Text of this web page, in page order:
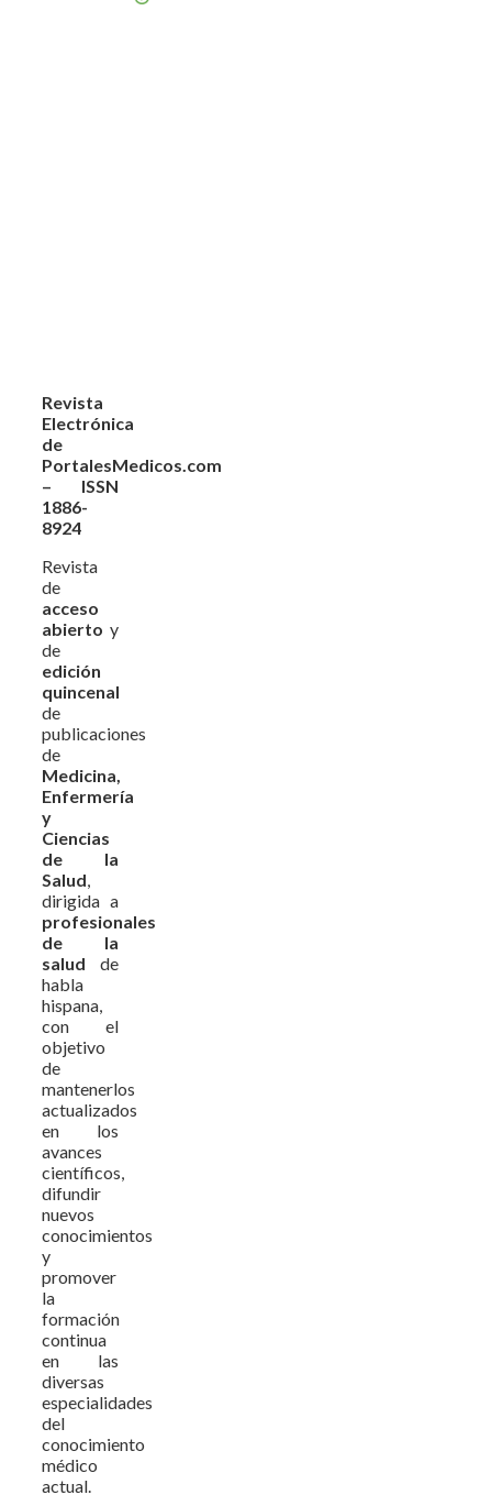
Revista
Electrónica
de
PortalesMedicos.com
– ISSN
1886-
8924
Revista
de
acceso
abierto y
de
edición
quincenal
de
publicaciones
de
Medicina,
Enfermería
y
Ciencias
de la
Salud,
dirigida a
profesionales
de la
salud de
habla
hispana,
con el
objetivo
de
mantenerlos
actualizados
en los
avances
científicos,
difundir
nuevos
conocimientos
y
promover
la
formación
continua
en las
diversas
especialidades
del
conocimiento
médico
actual.